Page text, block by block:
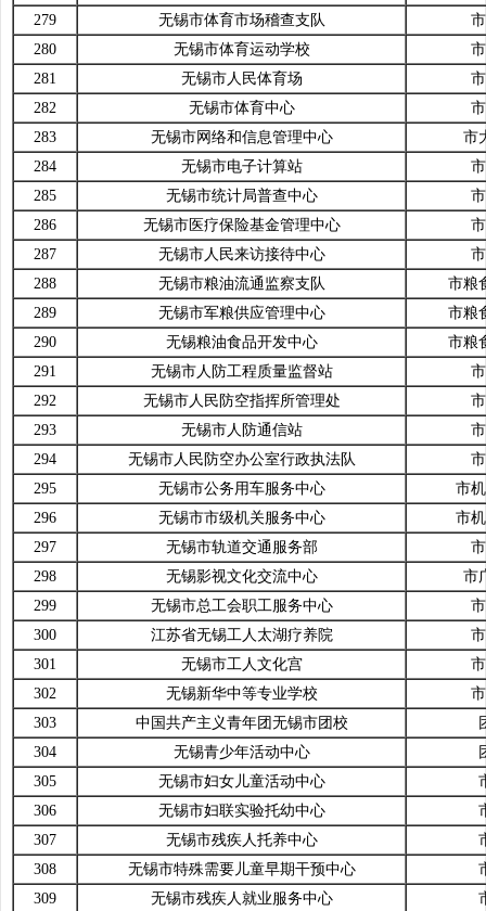
279
无锡市体育市场稽查支队
280
无锡市体育运动学校
281
无锡市人民体育场
282
无锡市体育中心
283
无锡市网络和信息管理中心
市
284
无锡市电子计算站
285
无锡市统计局普查中心
286
无锡市医疗保险基金管理中心
287
无锡市人民来访接待中心
288
无锡市粮油流通监察支队
市粮
289
无锡市军粮供应管理中心
市粮
290
无锡粮油食品开发中心
市粮
291
无锡市人防工程质量监督站
292
无锡市人民防空指挥所管理处
293
无锡市人防通信站
294
无锡市人民防空办公室行政执法队
295
无锡市公务用车服务中心
市
296
无锡市市级机关服务中心
市
297
无锡市轨道交通服务部
298
无锡影视文化交流中心
市
299
无锡市总工会职工服务中心
300
江苏省无锡工人太湖疗养院
301
无锡市工人文化宫
302
无锡新华中等专业学校
303
中国共产主义青年团无锡市团校
304
无锡青少年活动中心
305
无锡市妇女儿童活动中心
306
无锡市妇联实验托幼中心
307
无锡市残疾人托养中心
308
无锡市特殊需要儿童早期干预中心
309
无锡市残疾人就业服务中心